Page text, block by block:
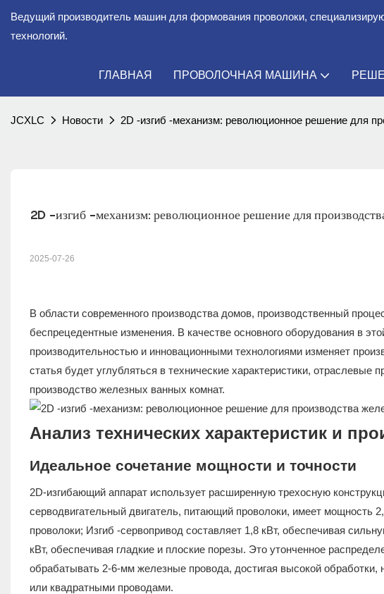
Ведущий производитель машин для формования проволоки,
технологий.
ГЛАВНАЯ ПРОВОЛОЧНАЯ МАШИНА
JCXLC Новости 2D -изгиб -механизм: революционное решение для
2D -изгиб -механизм: революционное решение для
2025-07-26
В области современного производства домов, производственный
беспрецедентные изменения. В качестве основного оборудования в
производительностью и инновационными технологиями изменяет
статья будет углубляться в технические характеристики, отраслевые
производство железных ванных комнат.
Анализ технических характеристик и
Идеальное сочетание мощности и точности
2D-изгибающий аппарат использует расширенную трехосную
серводвигательный двигатель, питающий проволоки, имеет мощность
проволоки; Изгиб -сервопривод составляет 1,8 кВт, обеспечивая
кВт, обеспечивая гладкие и плоские порезы. Это утонченное
обрабатывать 2-6-мм железные провода, достигая высокой
или квадратными проводами.